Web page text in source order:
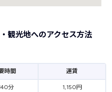
観光地へのアクセス方法
時間 運賃
分 1,150円